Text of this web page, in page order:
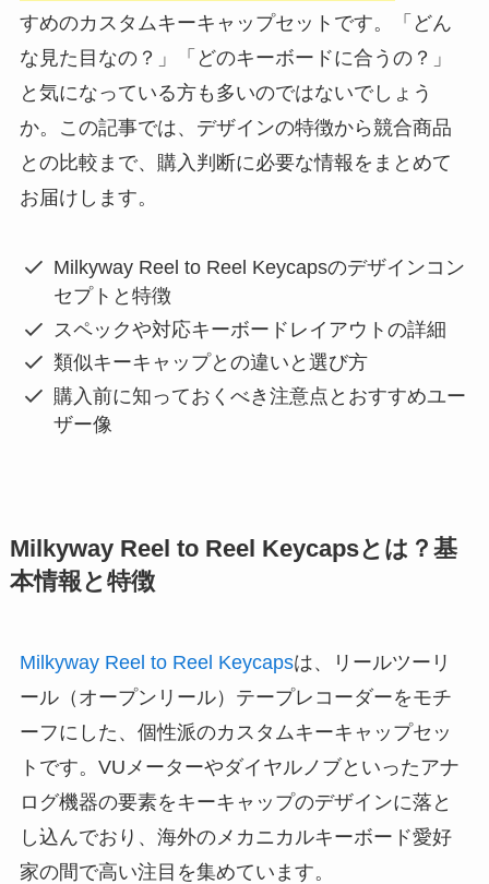
すめのカスタムキーキャップセットです。「どん
な見た目なの？」「どのキーボードに合うの？」
と気になっている方も多いのではないでしょう
か。この記事では、デザインの特徴から競合商品
との比較まで、購入判断に必要な情報をまとめて
お届けします。
Milkyway Reel to Reel Keycapsのデザインコン
セプトと特徴
スペックや対応キーボードレイアウトの詳細
類似キーキャップとの違いと選び方
購入前に知っておくべき注意点とおすすめユー
ザー像
Milkyway Reel to Reel Keycapsとは？基
本情報と特徴
Milkyway Reel to Reel Keycapsは、リールツーリ
ール（オープンリール）テープレコーダーをモチ
ーフにした、個性派のカスタムキーキャップセッ
トです。VUメーターやダイヤルノブといったアナ
ログ機器の要素をキーキャップのデザインに落と
し込んでおり、海外のメカニカルキーボード愛好
家の間で高い注目を集めています。